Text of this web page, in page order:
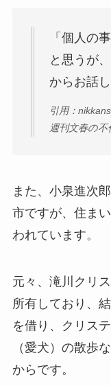
「個人の
と思うが
からお話
引用：
週刊文春の
また、小泉進次
市ですが、住ま
われています。
元々、滝川クリ
所有しており、
を借り、クリス
（愛犬）の散歩
からです。